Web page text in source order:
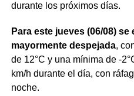
territorial y tareas de
atenciones a familias
asistencia social
ellos permaneció en
respuesta, mientras que
relevando situaciones y
durante los próximos días.
Para este jueves (06/08)
mayormente despejada,
de 12°C y una mínima de -
km/h durante el día, con
noche.